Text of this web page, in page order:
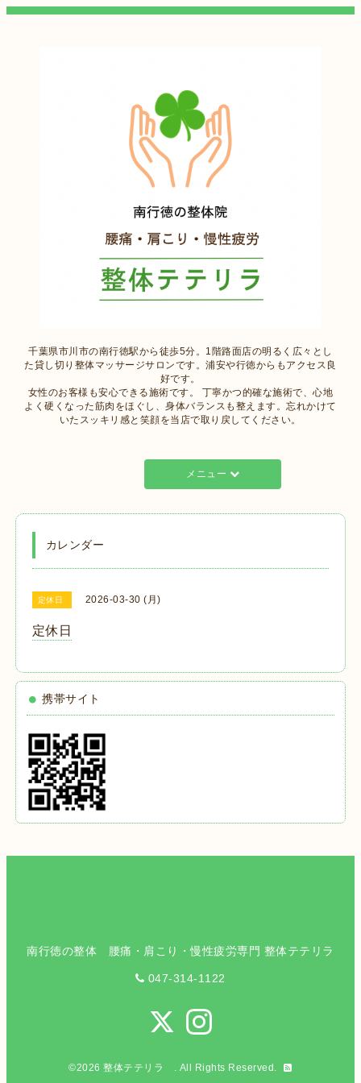
千葉県市川市の南行徳駅から徒歩5分。1階路面店の明るく広々とし
た貸し切り整体マッサージサロンです。浦安や行徳からもアクセス良
好です。
女性のお客様も安心できる施術です。 丁寧かつ的確な施術で、心地
よく硬くなった筋肉をほぐし、身体バランスも整えます。忘れかけて
いたスッキリ感と笑顔を当店で取り戻してください。
メニュー
カレンダー
定休日 2026-03-30 (月)
定休日
携帯サイト
南行徳の整体 腰痛・肩こり・慢性疲労専門 整体テテリラ
047-314-1122
©2026整体テテリラ . All Rights Reserved.